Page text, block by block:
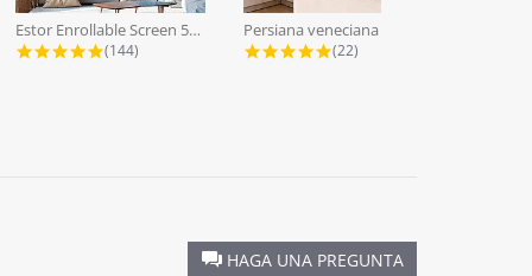
Estor Enrollable Screen 5% a Medida...
4.9 star rating
(144) 4.9 star rating
(22)
HAGA UNA PREGUNTA